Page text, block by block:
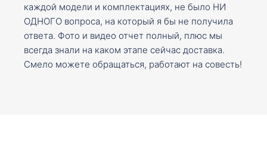
каждой модели и комплектациях, не было НИ
ОДНОГО вопроса, на который я бы не получила
ответа. Фото и видео отчет полный, плюс мы
всегда знали на каком этапе сейчас доставка.
Смело можете обращаться, работают на совесть!